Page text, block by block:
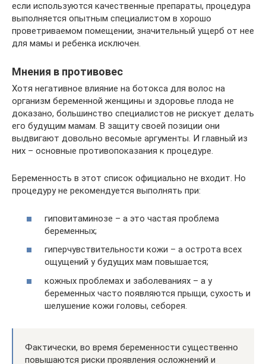
если используются качественные препараты, процедура
выполняется опытным специалистом в хорошо
проветриваемом помещении, значительный ущерб от нее
для мамы и ребенка исключен.
Мнения в противовес
Хотя негативное влияние на ботокса для волос на
организм беременной женщины и здоровье плода не
доказано, большинство специалистов не рискует делать
его будущим мамам. В защиту своей позиции они
выдвигают довольно весомые аргументы. И главный из
них – основные противопоказания к процедуре.
Беременность в этот список официально не входит. Но
процедуру не рекомендуется выполнять при:
гиповитаминозе – а это частая проблема
беременных;
гиперчувствительности кожи – а острота всех
ощущений у будущих мам повышается;
кожных проблемах и заболеваниях – а у
беременных часто появляются прыщи, сухость и
шелушение кожи головы, себорея.
Фактически, во время беременности существенно
повышаются риски проявления осложнений и